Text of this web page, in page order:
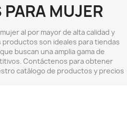
MUJER
al por mayor de alta calidad y
son ideales para tiendas
buscan una amplia gama de
Contáctenos para obtener
catálogo de productos y precios